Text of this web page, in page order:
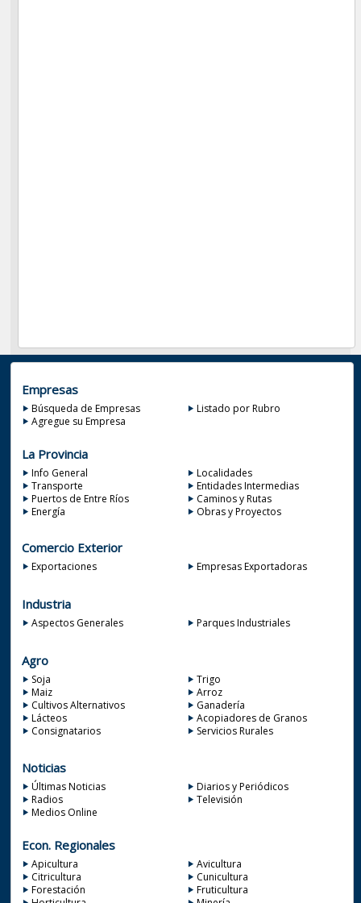
Empresas
Búsqueda de Empresas
Listado por Rubro
Agregue su Empresa
La Provincia
Info General
Localidades
Transporte
Entidades Intermedias
Puertos de Entre Ríos
Caminos y Rutas
Energía
Obras y Proyectos
Comercio Exterior
Exportaciones Empresas Exportadoras
Industria
Aspectos Generales Parques Industriales
Agro
Soja
Trigo
Maiz
Arroz
Cultivos Alternativos
Ganadería
Lácteos
Acopiadores de Granos
Consignatarios
Servicios Rurales
Noticias
Últimas Noticias
Diarios y Periódicos
Radios
Televisión
Medios Online
Econ. Regionales
Apicultura
Avicultura
Citricultura
Cunicultura
Forestación
Fruticultura